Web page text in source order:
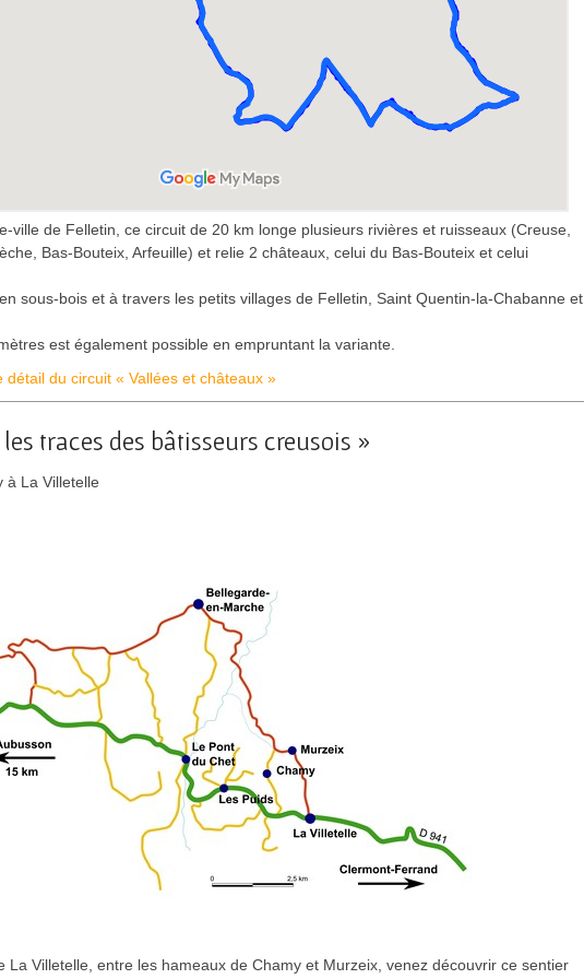
ville de Felletin, ce circuit de 20 km longe plusieurs rivières et ruisseaux (Creuse,
Bas-Bouteix, Arfeuille) et relie 2 châteaux, celui du Bas-Bouteix et celui
sous-bois et à travers les petits villages de Felletin, Saint Quentin-la-Chabanne et
est également possible en empruntant la variante.
détail du circuit « Vallées et châteaux »
traces des bâtisseurs creusois »
à La Villetelle
La Villetelle, entre les hameaux de Chamy et Murzeix, venez découvrir ce sentier